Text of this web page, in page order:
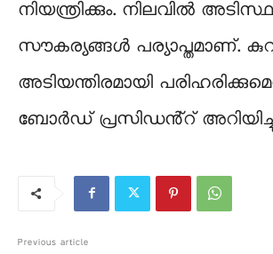
നിയന്ത്രിക്കും. നിലവിൽ
സൗകര്യങ്ങൾ പര്യാപ്തമാണ്.
അടിയന്തിരമായി
ബോർഡ് പ്രസിഡൻ്റ്
Previous article